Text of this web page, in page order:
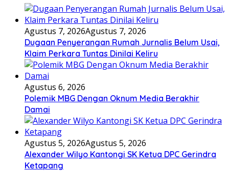
Agustus 7, 2026Agustus 7, 2026
Dugaan Penyerangan Rumah Jurnalis Belum Usai,
Klaim Perkara Tuntas Dinilai Keliru
Agustus 6, 2026
Polemik MBG Dengan Oknum Media Berakhir
Damai
Agustus 5, 2026Agustus 5, 2026
Alexander Wilyo Kantongi SK Ketua DPC Gerindra
Ketapang